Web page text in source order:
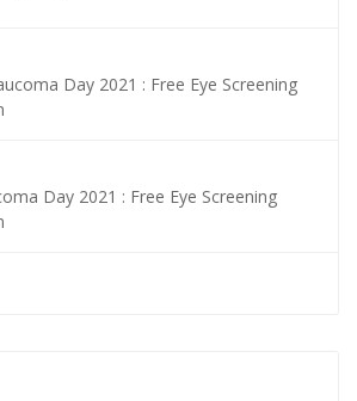
Day 2021 : Free Eye Screening
Day 2021 : Free Eye Screening